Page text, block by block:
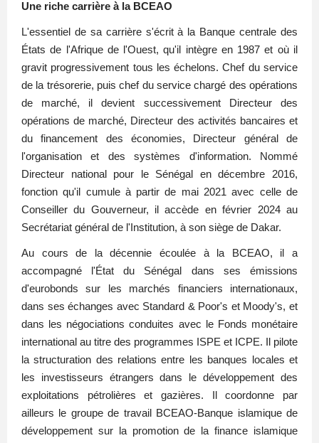
Une riche carrière à la BCEAO
L'essentiel de sa carrière s'écrit à la Banque centrale des
États de l'Afrique de l'Ouest, qu'il intègre en 1987 et où il
gravit progressivement tous les échelons. Chef du service
de la trésorerie, puis chef du service chargé des opérations
de marché, il devient successivement Directeur des
opérations de marché, Directeur des activités bancaires et
du financement des économies, Directeur général de
l'organisation et des systèmes d'information. Nommé
Directeur national pour le Sénégal en décembre 2016,
fonction qu'il cumule à partir de mai 2021 avec celle de
Conseiller du Gouverneur, il accède en février 2024 au
Secrétariat général de l'Institution, à son siège de Dakar.
Au cours de la décennie écoulée à la BCEAO, il a
accompagné l'État du Sénégal dans ses émissions
d'eurobonds sur les marchés financiers internationaux,
dans ses échanges avec Standard & Poor's et Moody's, et
dans les négociations conduites avec le Fonds monétaire
international au titre des programmes ISPE et ICPE. Il pilote
la structuration des relations entre les banques locales et
les investisseurs étrangers dans le développement des
exploitations pétrolières et gazières. Il coordonne par
ailleurs le groupe de travail BCEAO-Banque islamique de
développement sur la promotion de la finance islamique